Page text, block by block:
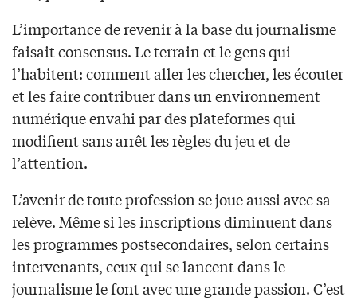
L’importance de revenir à la base du journalisme
faisait consensus. Le terrain et le gens qui
l’habitent: comment aller les chercher, les écouter
et les faire contribuer dans un environnement
numérique envahi par des plateformes qui
modifient sans arrêt les règles du jeu et de
l’attention.
L’avenir de toute profession se joue aussi avec sa
relève. Même si les inscriptions diminuent dans
les programmes postsecondaires, selon certains
intervenants, ceux qui se lancent dans le
journalisme le font avec une grande passion. C’est